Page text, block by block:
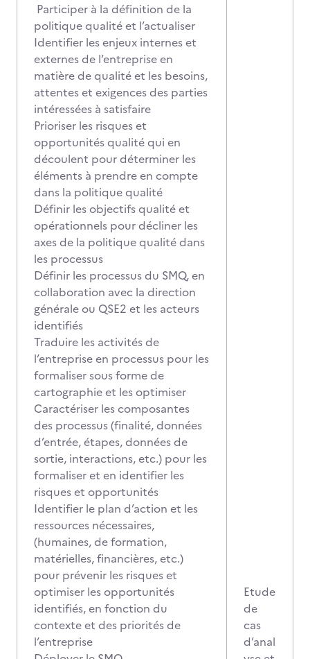
Participer à la définition de la
politique qualité et l’actualiser
Identifier les enjeux internes et
externes de l’entreprise en
matière de qualité et les besoins,
attentes et exigences des parties
intéressées à satisfaire
Prioriser les risques et
opportunités qualité qui en
découlent pour déterminer les
éléments à prendre en compte
dans la politique qualité
Définir les objectifs qualité et
opérationnels pour décliner les
axes de la politique qualité dans
les processus
Définir les processus du SMQ, en
collaboration avec la direction
générale ou QSE2 et les acteurs
identifiés
Traduire les activités de
l’entreprise en processus pour les
formaliser sous forme de
cartographie et les optimiser
Caractériser les composantes
des processus (finalité, données
d’entrée, étapes, données de
sortie, interactions, etc.) pour les
formaliser et en identifier les
risques et opportunités
Identifier le plan d’action et les
ressources nécessaires,
(humaines, de formation,
matérielles, financières, etc.)
pour prévenir les risques et
optimiser les opportunités
identifiés, en fonction du
contexte et des priorités de
l’entreprise
Etude
de
cas
d’anal